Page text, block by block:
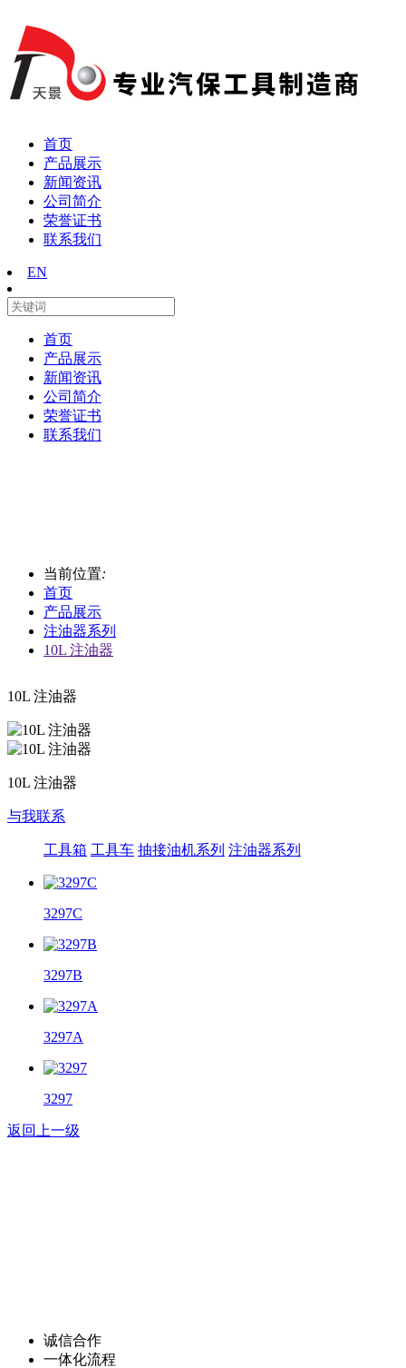
首页
产品展示
新闻资讯
公司简介
荣誉证书
联系我们
EN
首页
产品展示
新闻资讯
公司简介
荣誉证书
联系我们
当前位置:
首页
产品展示
注油器系列
10L 注油器
10L 注油器
10L 注油器
与我联系
工具箱 工具车 抽接油机系列 注油器系列
3297C
3297B
3297A
3297
返回上一级
诚信合作
一体化流程